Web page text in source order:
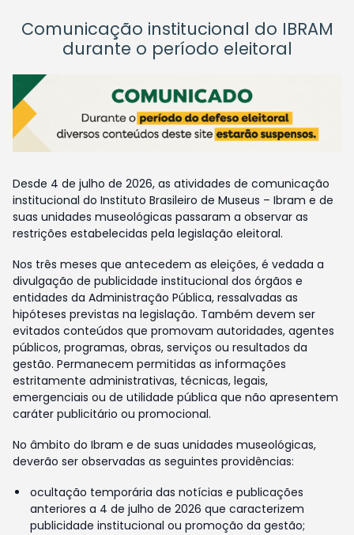
Comunicação institucional do IBRAM
durante o período eleitoral
Desde 4 de julho de 2026, as atividades de comunicação
institucional do Instituto Brasileiro de Museus – Ibram e de
suas unidades museológicas passaram a observar as
restrições estabelecidas pela legislação eleitoral.
Nos três meses que antecedem as eleições, é vedada a
divulgação de publicidade institucional dos órgãos e
entidades da Administração Pública, ressalvadas as
hipóteses previstas na legislação. Também devem ser
evitados conteúdos que promovam autoridades, agentes
públicos, programas, obras, serviços ou resultados da
gestão. Permanecem permitidas as informações
estritamente administrativas, técnicas, legais,
emergenciais ou de utilidade pública que não apresentem
caráter publicitário ou promocional.
No âmbito do Ibram e de suas unidades museológicas,
deverão ser observadas as seguintes providências:
ocultação temporária das notícias e publicações
anteriores a 4 de julho de 2026 que caracterizem
publicidade institucional ou promoção da gestão;